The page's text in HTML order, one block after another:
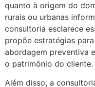
quanto à origem do
rurais ou urbanas
consultoria esclarece
propõe estratégias
abordagem preventiva
o patrimônio do cliente.
Além disso, a